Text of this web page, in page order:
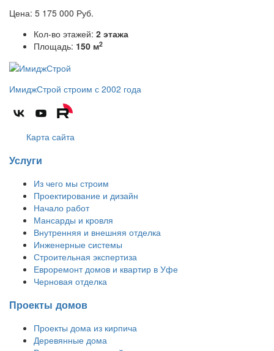
Цена: 5 175 000 Руб.
Кол-во этажей: 2 этажа
Площадь: 150 м2
ИмиджСтрой строим с 2002 года
Карта сайта
Услуги
Из чего мы строим
Проектирование и дизайн
Начало работ
Мансарды и кровля
Внутренняя и внешняя отделка
Инженерные системы
Строительная экспертиза
Евроремонт домов и квартир в Уфе
Черновая отделка
Проекты домов
Проекты дома из кирпича
Деревянные дома